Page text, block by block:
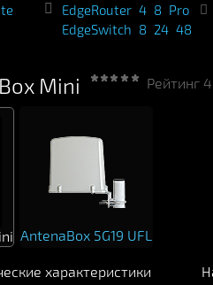
EdgeRouter 4 8 Pro
EdgeSwitch 8 24 48
Mini Рейтинг
AntenaBox 5G19 UFL
характеристики